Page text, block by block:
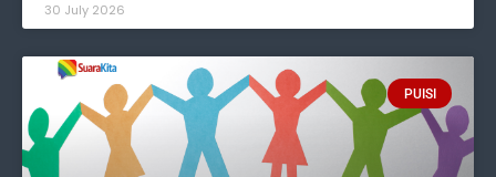
30 July 2026
PUISI